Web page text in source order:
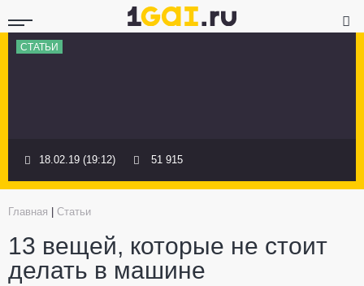
СТАТЬИ
18.02.19 (19:12) 51 915
Главная Статьи
13 вещей, которые не стоит
делать в машине